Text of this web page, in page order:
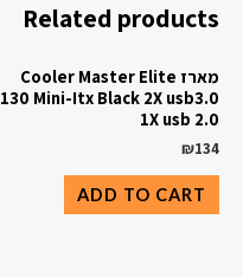
Related products
מארז Cooler Master Elite
130 Mini-Itx Black 2X usb3.0
1X usb 2.0
₪134
ADD TO CART